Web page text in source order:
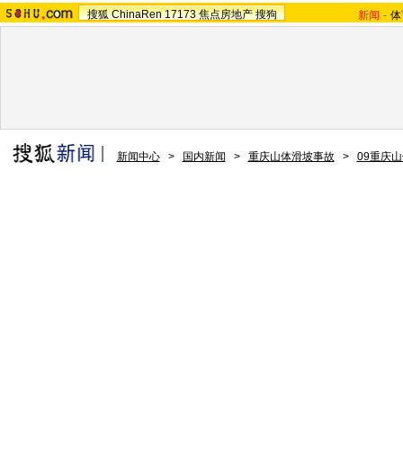
搜狐 ChinaRen 17173 焦点房地产 搜狗 新闻 -
新闻中心 > 国内新闻 > 重庆山体滑坡事故 > 09重庆